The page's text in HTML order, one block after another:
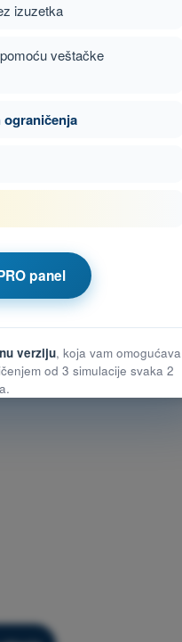
izuzetka
pomoću veštačke
panel
verziju, koja vam omogućava
od 3 simulacije svaka 2